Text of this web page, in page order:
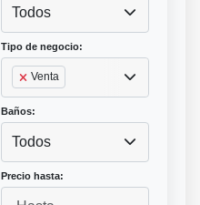
Todos
Tipo de negocio:
Venta
Baños:
Todos
Precio hasta: